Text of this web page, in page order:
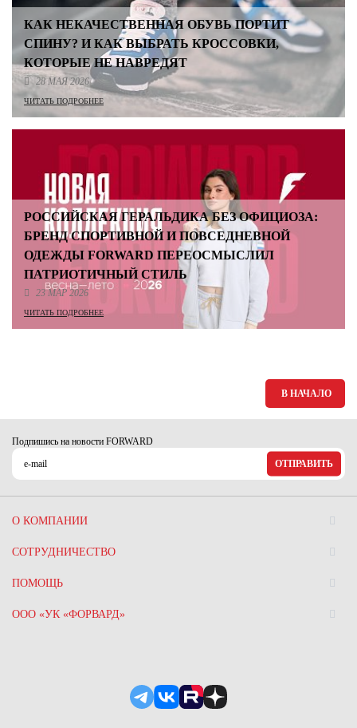
КАК НЕКАЧЕСТВЕННАЯ ОБУВЬ ПОРТИТ
СПИНУ? И КАК ВЫБРАТЬ КРОССОВКИ,
КОТОРЫЕ НЕ НАВРЕДЯТ
28 МАЯ 2026
ЧИТАТЬ ПОДРОБНЕЕ
РОССИЙСКАЯ ГЕРАЛЬДИКА БЕЗ ОФИЦИОЗА:
БРЕНД СПОРТИВНОЙ И ПОВСЕДНЕВНОЙ
ОДЕЖДЫ FORWARD ПЕРЕОСМЫСЛИЛ
ПАТРИОТИЧНЫЙ СТИЛЬ
23 МАР 2026
ЧИТАТЬ ПОДРОБНЕЕ
В НАЧАЛО
Подпишись на новости FORWARD
ОТПРАВИТЬ
О КОМПАНИИ
СОТРУДНИЧЕСТВО
ПОМОЩЬ
ООО «УК «ФОРВАРД»